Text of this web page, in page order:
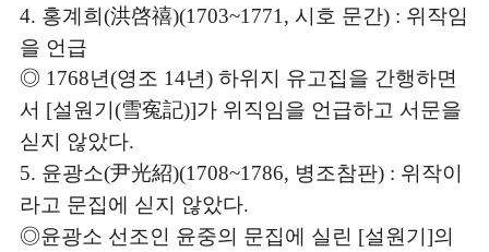
4. 홍계희(洪啓禧)(1703~1771, 시호 문간) : 위작임
을 언급
◎ 1768년(영조 14년) 하위지 유고집을 간행하면
서 [설원기(雪寃記)]가 위직임을 언급하고 서문을
싣지 않았다.
5. 윤광소(尹光紹)(1708~1786, 병조참판) : 위작이
라고 문집에 싣지 않았다.
◎윤광소 선조인 윤중의 문집에 실린 [설원기]의